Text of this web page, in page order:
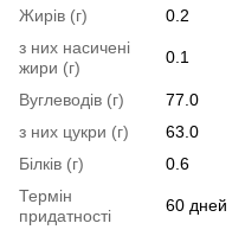
Жирів (г)
0.2
з них насичені
жири (г)
0.1
Вуглеводів (г)
77.0
з них цукри (г)
63.0
Білків (г)
0.6
Термін
придатності
60 дней